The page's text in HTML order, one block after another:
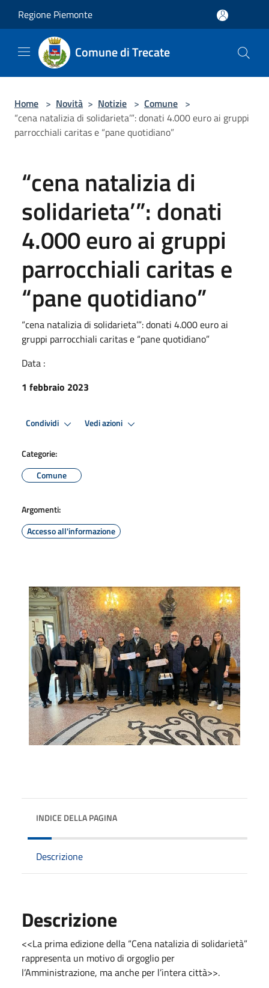
Regione Piemonte
Comune di Trecate
Home > Novità > Notizie > Comune >
“cena natalizia di solidarieta’”: donati 4.000 euro ai gruppi
parrocchiali caritas e “pane quotidiano”
“cena natalizia di
solidarieta’”: donati
4.000 euro ai gruppi
parrocchiali caritas e
“pane quotidiano”
“cena natalizia di solidarieta’”: donati 4.000 euro ai
gruppi parrocchiali caritas e “pane quotidiano”
Data :
1 febbraio 2023
Condividi Vedi azioni
Categorie:
Comune
Argomenti:
Accesso all'informazione
INDICE DELLA PAGINA
Descrizione
Descrizione
<<La prima edizione della “Cena natalizia di solidarietà”
rappresenta un motivo di orgoglio per
l’Amministrazione, ma anche per l’intera città>>.